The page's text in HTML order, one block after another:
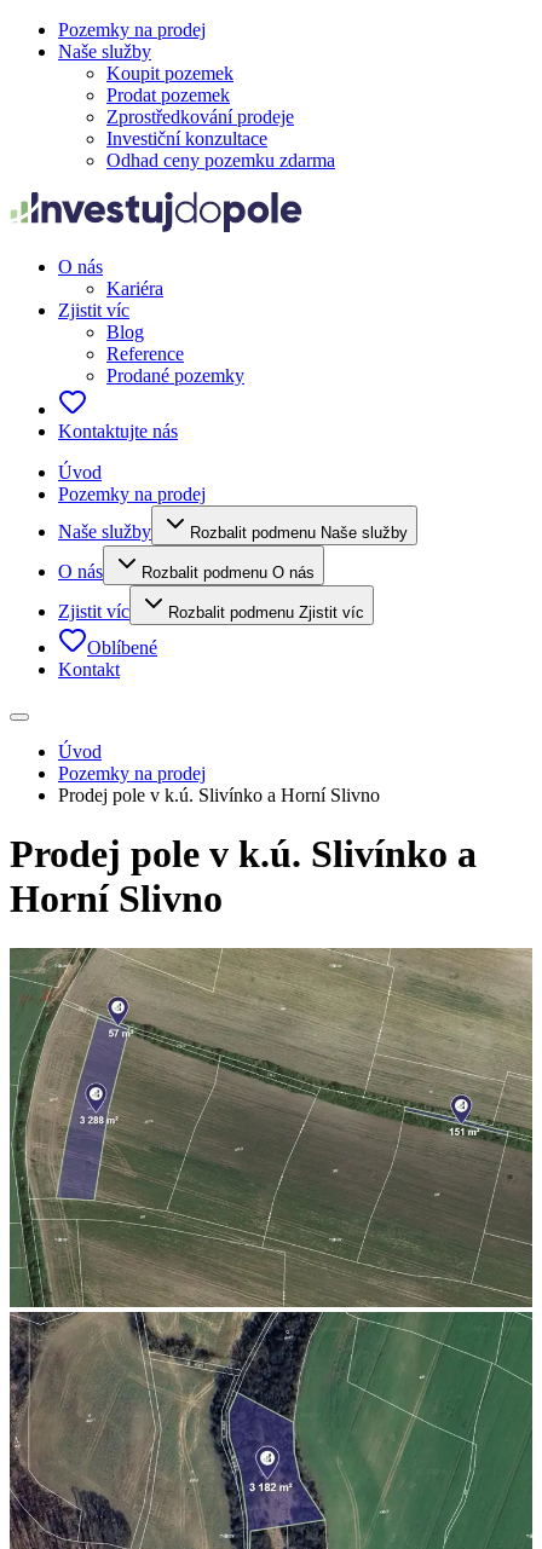
Pozemky na prodej
Naše služby
Koupit pozemek
Prodat pozemek
Zprostředkování prodeje
Investiční konzultace
Odhad ceny pozemku zdarma
O nás
Kariéra
Zjistit víc
Blog
Reference
Prodané pozemky
Kontaktujte nás
Úvod
Pozemky na prodej
Naše služby
Rozbalit podmenu Naše služby
O nás Rozbalit podmenu O nás
Zjistit víc Rozbalit podmenu Zjistit víc
Oblíbené
Kontakt
Úvod
Pozemky na prodej
Prodej pole v k.ú. Slivínko a Horní Slivno
Prodej pole v k.ú. Slivínko a
Horní Slivno